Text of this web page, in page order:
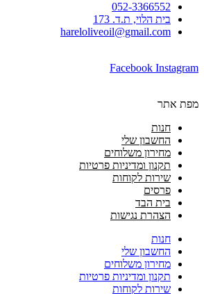
052-3366552
בית הלוי, ת.ד. 173
hareloliveoil@gmail.com
Facebook Instagram
מפת אתר
חנות
החשבון שלי
מחירון משלוחים
תקנון ומדיניות פרטיות
שירות לקוחות
פרסים
בית הבד
הצהרת נגישות
חנות
החשבון שלי
מחירון משלוחים
תקנון ומדיניות פרטיות
שירות לקוחות